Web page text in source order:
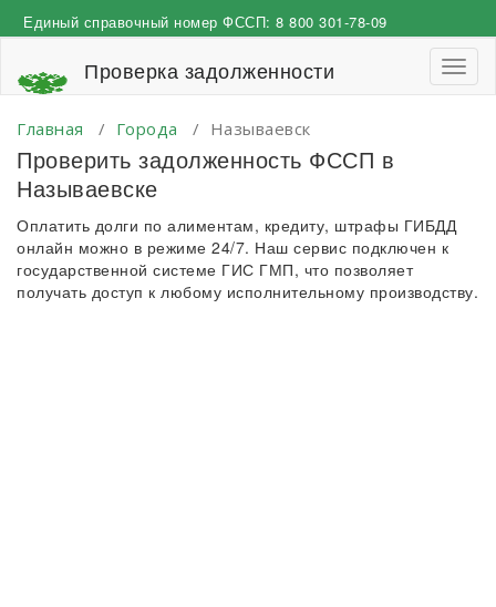
к
Единый справочный номер ФССП: 8 800 301-78-09
Проверка задолженности
Главная / Города / Называевск
Проверить задолженность ФССП в
Называевске
Оплатить долги по алиментам, кредиту, штрафы ГИБДД
онлайн можно в режиме 24/7. Наш сервис подключен к
государственной системе ГИС ГМП, что позволяет
получать доступ к любому исполнительному производству.